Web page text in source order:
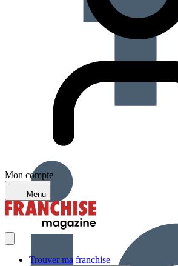
Mon compte
Menu
Trouver ma franchise